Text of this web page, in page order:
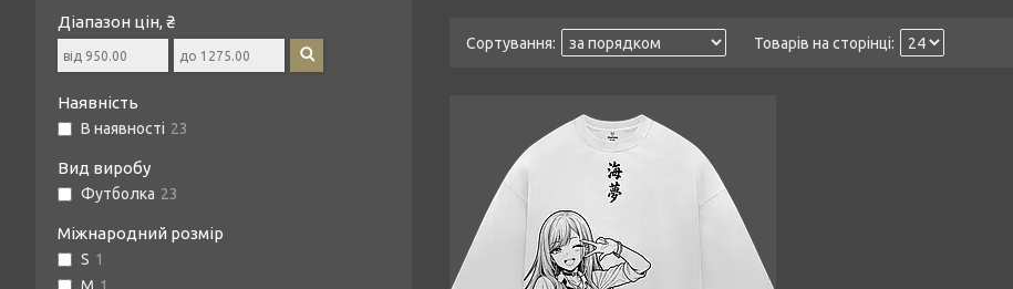
Діапазон цін, ₴
Наявність
В наявності 23
Вид виробу
Футболка 23
Міжнародний розмір
S 1